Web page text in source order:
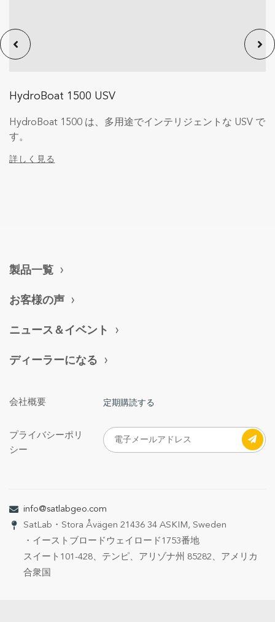
HydroBoat 1500 USV
HydroBoat 1500 は、多用途でインテリジェントな USV で
す。
詳しく見る
SatLab ・Stora Åvägen 21 436 34 ASKIM, Sweden
・イーストブロードウェイロード1753番地
スイート101-428、テンピ、アリゾナ州 85282、アメリカ
合衆国
info@satlabgeo.com
製品一覧
お客様の声
ニュース＆イベント
ディーラーになる
会社概要
プライバシーポリ
シー
定期購読する